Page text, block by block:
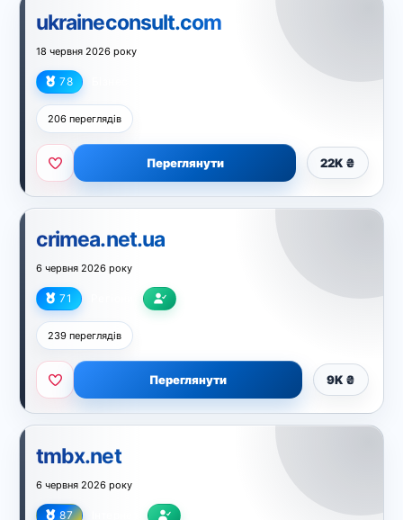
ukraineconsult.com
18 червня 2026 року
78
206 переглядів
22K ₴
Переглянути
crimea.net.ua
6 червня 2026 року
71
239 переглядів
9K ₴
Переглянути
tmbx.net
6 червня 2026 року
87